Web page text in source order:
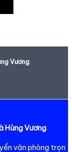
Vương.
Hùng Vương
văn phòng trọn